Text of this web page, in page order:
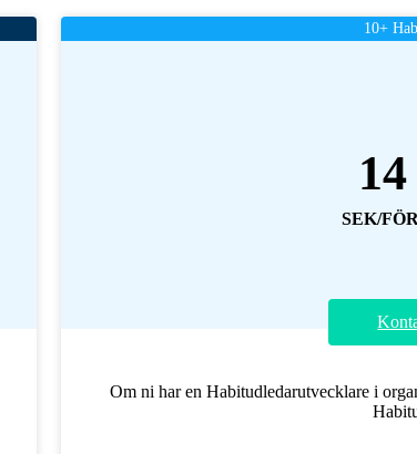
10+
SEK/
Om ni har en Habitudledarutvecklare i